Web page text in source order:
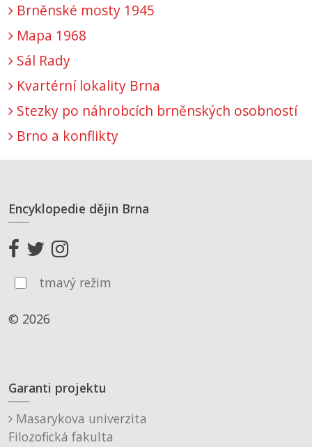
Brněnské mosty 1945
Mapa 1968
Sál Rady
Kvartérní lokality Brna
Stezky po náhrobcích brněnských osobností
Brno a konflikty
Encyklopedie dějin Brna
tmavý režim
© 2026
Garanti projektu
Masarykova univerzita
Filozofická fakulta